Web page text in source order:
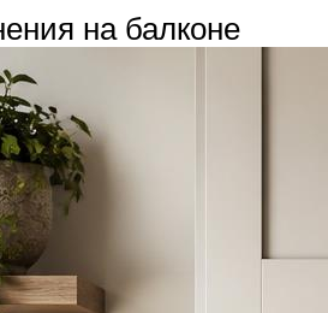
на балконе